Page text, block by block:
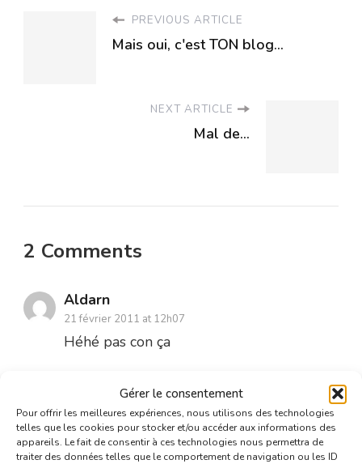
Gérer le consentement
Pour offrir les meilleures expériences, nous utilisons des technologies
telles que les cookies pour stocker et/ou accéder aux informations des
appareils. Le fait de consentir à ces technologies nous permettra de
traiter des données telles que le comportement de navigation ou les ID
PREVIOUS ARTICLE
Mais oui, c'est TON blog...
NEXT ARTICLE
Mal de...
2 Comments
Aldarn
21 février 2011 at 12h07
Héhé pas con ça
Fou
21 février 2011 at 12h07